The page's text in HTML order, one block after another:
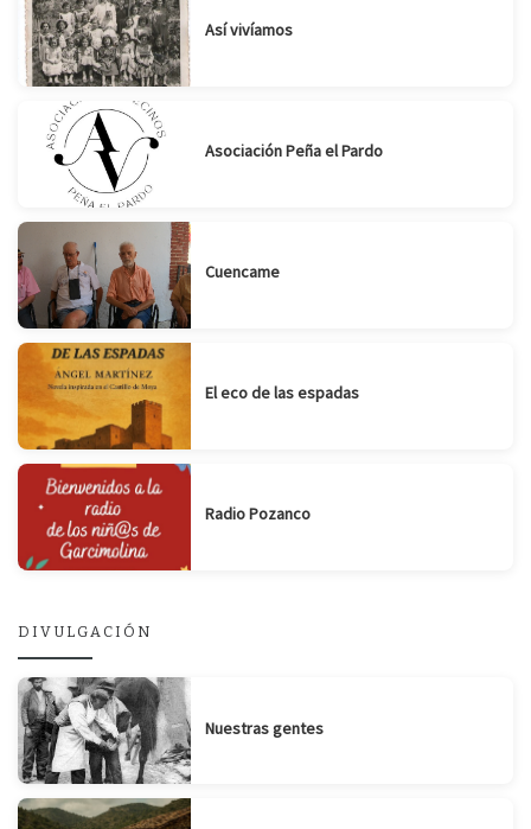
Así vivíamos
Asociación Peña el Pardo
Cuencame
El eco de las espadas
Radio Pozanco
DIVULGACIÓN
Nuestras gentes